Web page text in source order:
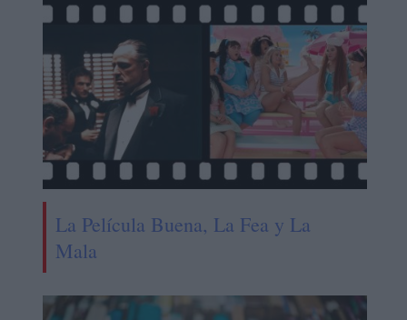
La Película Buena, La Fea y La
Mala